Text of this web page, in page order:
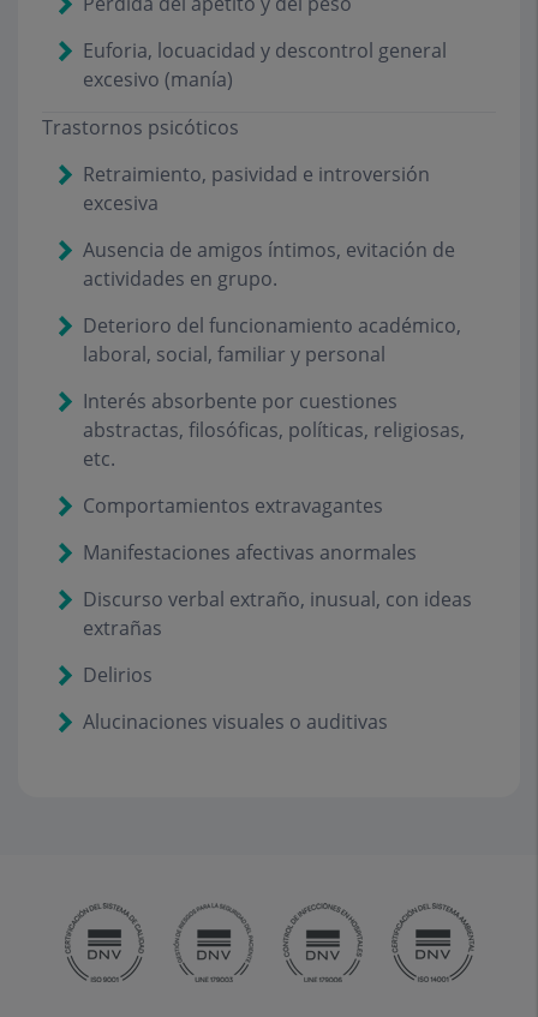
Euforia, locuacidad y descontrol general
excesivo (manía)
Trastornos psicóticos
Retraimiento, pasividad e introversión
excesiva
Ausencia de amigos íntimos, evitación de
actividades en grupo.
Deterioro del funcionamiento académico,
laboral, social, familiar y personal
Interés absorbente por cuestiones
abstractas, filosóficas, políticas, religiosas,
etc.
Comportamientos extravagantes
Manifestaciones afectivas anormales
Discurso verbal extraño, inusual, con ideas
extrañas
Delirios
Alucinaciones visuales o auditivas